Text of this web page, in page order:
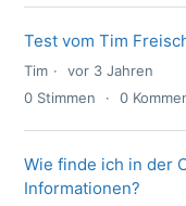
Test vom Tim
Tim
vor 3 Jahren
0 Stimmen 0
Wie finde ich in der
Informationen?